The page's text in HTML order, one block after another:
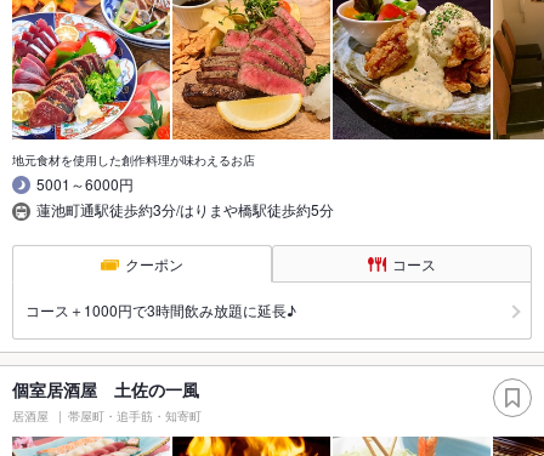
地元食材を使用した創作料理が味わえるお店
5001～6000円
蓮池町通駅徒歩約3分/はりまや橋駅徒歩約5分
クーポン コース
コース＋1000円で3時間飲み放題に延長♪
個室居酒屋 土佐の一風
居酒屋 帯屋町・追手筋・知寄町